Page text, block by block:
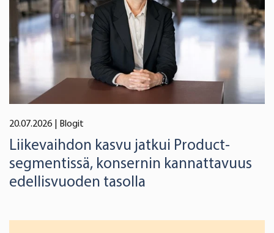
20.07.2026 | Blogit
Liikevaihdon kasvu jatkui Product-
segmentissä, konsernin kannattavuus
edellisvuoden tasolla